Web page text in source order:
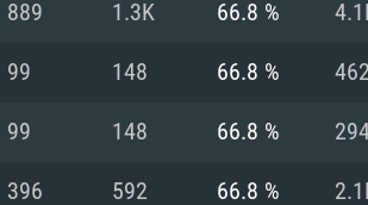
요구사
889 1.3K 66.8 %
99 148 66.8 % 462
99 148 66.8 %
396 592 66.8 %